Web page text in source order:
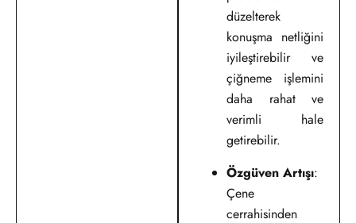
düzelterek
konuşma netliğini
iyileştirebilir ve
çiğneme işlemini
daha rahat ve
verimli hale
getirebilir.
Özgüven Artışı:
Çene
cerrahisinden